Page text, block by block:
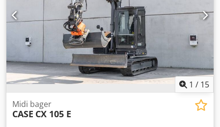
1 / 15
Midi bager
CASE CX 105 E